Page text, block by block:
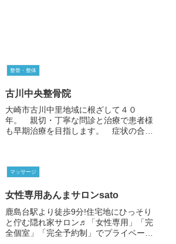
整骨・整体
古川中央整骨院
大崎市古川中里地域に根ざして４０
年。 親切・丁寧な問診と治療で患者様
も早期治療を目指します。 症状の合わ
負担が少ないです。保険証またはマイナ
日・祝日も開院(１３時まで受付)。予約
談ください。
マッサージ
女性専用あんまサロンsato
鹿島台駅より徒歩9分!住宅地にひっそり
と佇む隠れ家サロン♬「女性専用」「完
全個室」「完全予約制」でプライベート